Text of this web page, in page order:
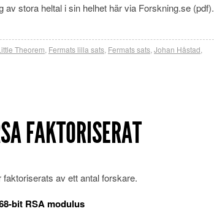
av stora heltal i sin helhet här via Forskning.se (pdf).
Theorem Fermats lilla sats Fermats sats Johan Håstad
FAKTORISERAT
faktoriserats av ett antal forskare.
bit RSA modulus